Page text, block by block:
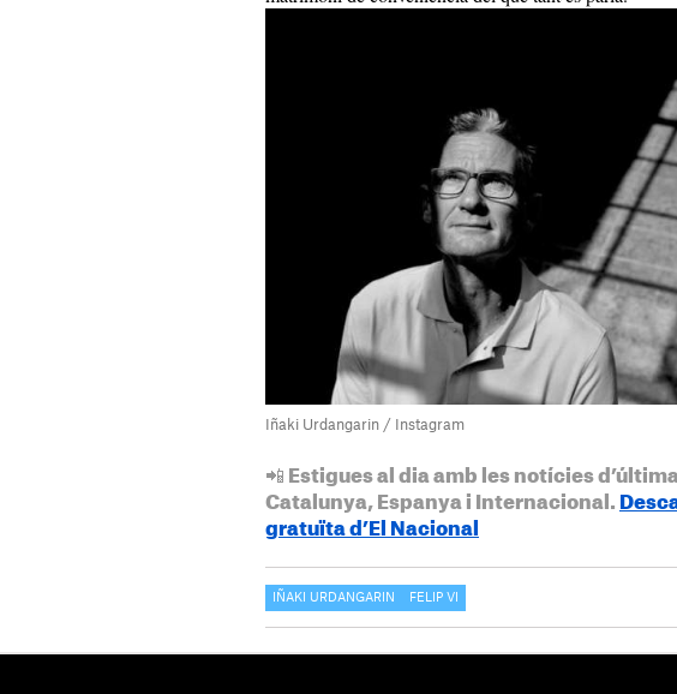
Iñaki Urdangarin / Instagram
📲 Estigues al dia amb les notícies
Catalunya, Espanya i Internacional.
gratuïta d’El Nacional
IÑAKI URDANGARIN FELIP VI